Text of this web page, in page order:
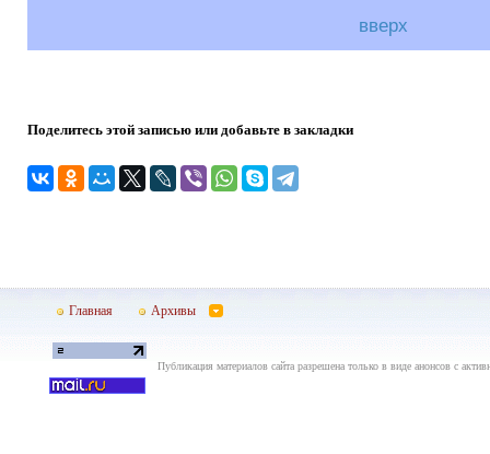
вверх
Поделитесь этой записью или добавьте в закладки
Главная Архивы
Публикация материалов сайта разрешена только в виде анонсов с